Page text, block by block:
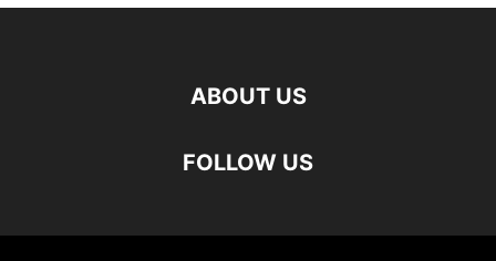
ABOUT US
FOLLOW US